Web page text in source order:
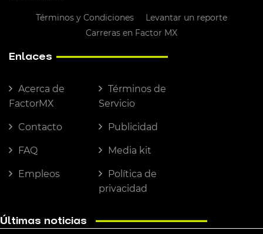
Términos y Condiciones
Levantar un reporte
Carreras en Factor MX
Enlaces
Acerca de
FactorMX
Términos de
Servicio
Contacto Publicidad
FAQ Media kit
Empleos
Política de
privacidad
Últimas noticias